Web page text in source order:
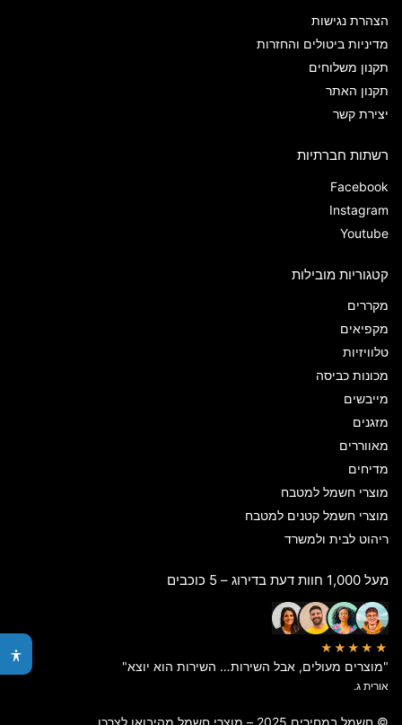
הצהרת נגישות
מדיניות ביטולים והחזרות
תקנון משלוחים
תקנון האתר
יצירת קשר
רשתות חברתיות
Facebook
Instagram
Youtube
קטגוריות מובילות
מקררים
מקפיאים
טלוויזיות
מכונות כביסה
מייבשים
מזגנים
מאווררים
מדיחים
מוצרי חשמל למטבח
מוצרי חשמל קטנים למטבח
ריהוט לבית ולמשרד
מעל 1,000 חוות דעת בדירוג – 5 כוכבים
★★★★★
"מוצרים מעולים, אבל השירות… השירות הוא יוצא"
אורית ג.
© חשמל במחירים 2025 – מוצרי חשמל מהיבואן לצרכן